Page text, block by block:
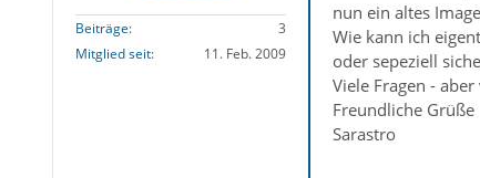
Beiträge
3
Mitglied seit
11. Feb. 2009
nun ein altes
Wie kann ich
oder sepeziell
Viele Fragen -
Freundliche Grüße
Sarastro